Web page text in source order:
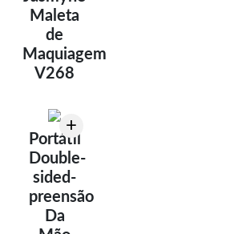
Maleta
de
Maquiagem
V268
+
Portátil
Double-
sided-
preensão
Da